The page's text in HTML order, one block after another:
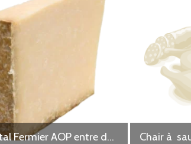
Cantal Fermier AOP entre deux